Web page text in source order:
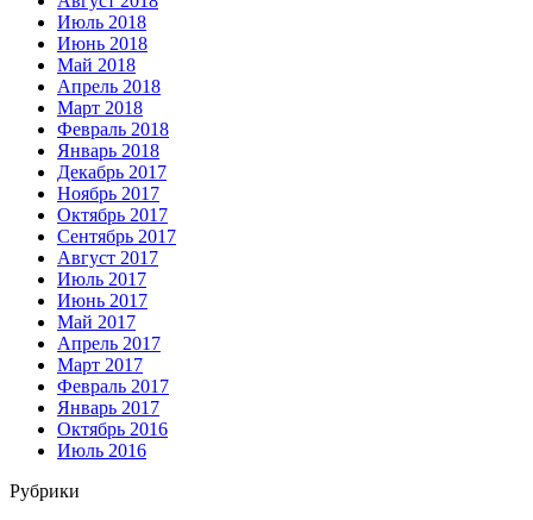
Июль 2018
Июнь 2018
Май 2018
Апрель 2018
Март 2018
Февраль 2018
Январь 2018
Декабрь 2017
Ноябрь 2017
Октябрь 2017
Сентябрь 2017
Август 2017
Июль 2017
Июнь 2017
Май 2017
Апрель 2017
Март 2017
Февраль 2017
Январь 2017
Октябрь 2016
Июль 2016
Рубрики